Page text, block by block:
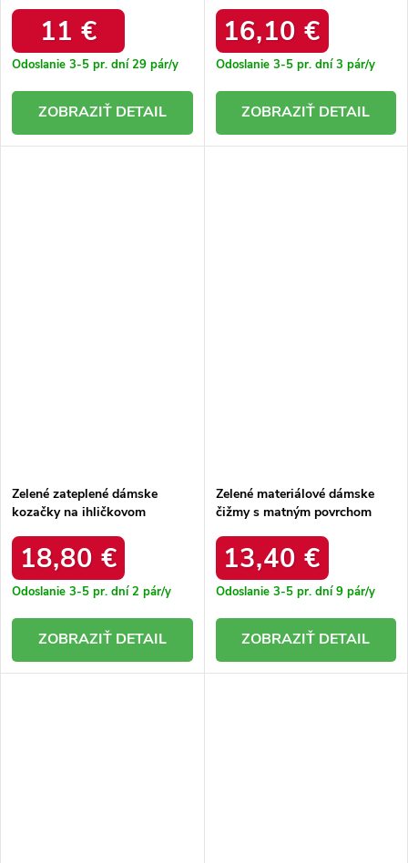
Fantagaro W2A-AX4001-1
GREEN11 €
Odoslanie 3-5 pr. dní29 pár/y
DETAIL
9078 GREEN
16,10 €
Odoslanie 3-5 pr. dní3 pár/y
DETAIL
Zelené zateplené dámske
kozačky na ihličkovom
zvrškom Atari. 9125 GREEN
18,80 €
Odoslanie 3-5 pr. dní2 pár/y
DETAIL
Zelené materiálové dámske
čižmy s matným povrchom
13,40 €
Odoslanie 3-5 pr. dní9 pár/y
DETAIL